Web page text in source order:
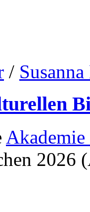
/
2026